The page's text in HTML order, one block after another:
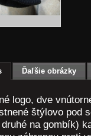
Ďaľšie obrázky
logo, dve
štýlovo pod
na gombík)